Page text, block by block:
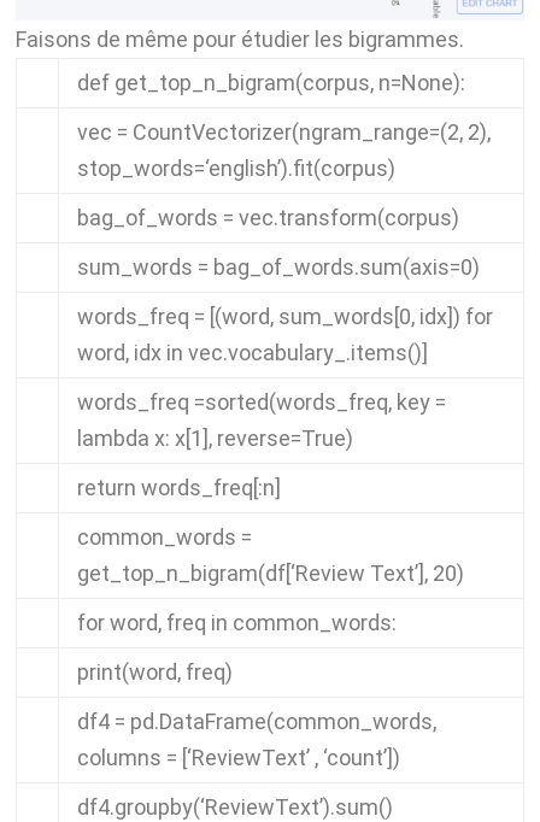
Faisons de même pour étudier les bigrammes.
def get_top_n_bigram(corpus, n=None):
vec = CountVectorizer(ngram_range=(2, 2),
stop_words=‘english’).fit(corpus)
bag_of_words = vec.transform(corpus)
sum_words = bag_of_words.sum(axis=0)
words_freq = [(word, sum_words[0, idx]) for
word, idx in vec.vocabulary_ .items()]
words_freq =sorted(words_freq, key =
lambda x: x[1], reverse=True)
return words_freq[:n]
common_words =
get_top_n_bigram(df[‘Review Text’], 20)
for word, freq in common_words:
print(word, freq)
df4 = pd.DataFrame(common_words,
columns = [‘ReviewText’, ‘count’])
df4.groupby(‘ReviewText’).sum()